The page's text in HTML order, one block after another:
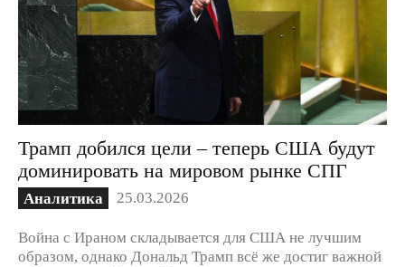
Трамп добился цели – теперь США будут
доминировать на мировом рынке СПГ
Аналитика 25.03.2026
Война с Ираном складывается для США не лучшим
образом, однако Дональд Трамп всё же достиг важной